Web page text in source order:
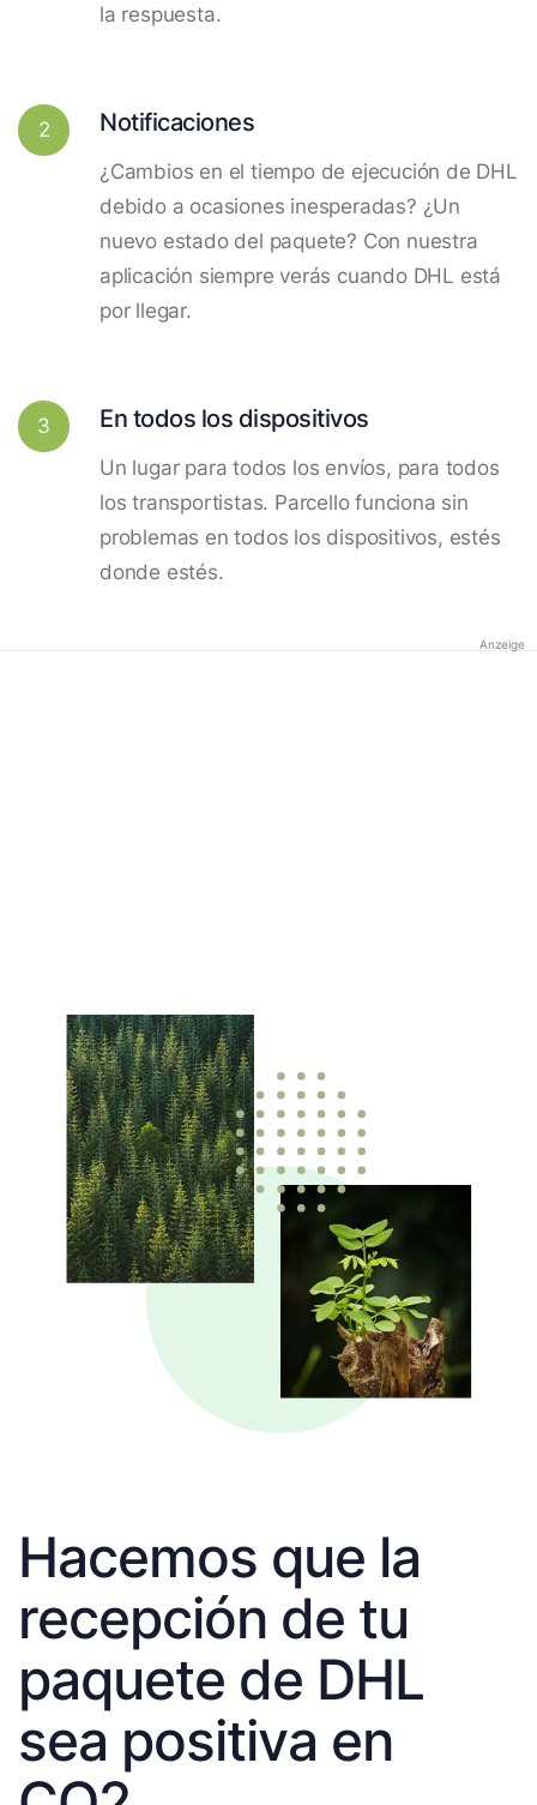
la respuesta.
2 Notificaciones
¿Cambios en el tiempo de ejecución de DHL
debido a ocasiones inesperadas? ¿Un
nuevo estado del paquete? Con nuestra
aplicación siempre verás cuando DHL está
por llegar.
3 En todos los dispositivos
Un lugar para todos los envíos, para todos
los transportistas. Parcello funciona sin
problemas en todos los dispositivos, estés
donde estés.
Anzeige
Hacemos que la
recepción de tu
paquete de DHL
sea positiva en